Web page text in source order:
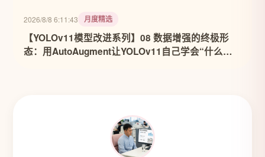
2026/8/8 6:11:43 月度精选
【YOLOv11模型改进系列】08 数据增强的终极形
态：用AutoAugment让YOLOv11自己学会“什么数